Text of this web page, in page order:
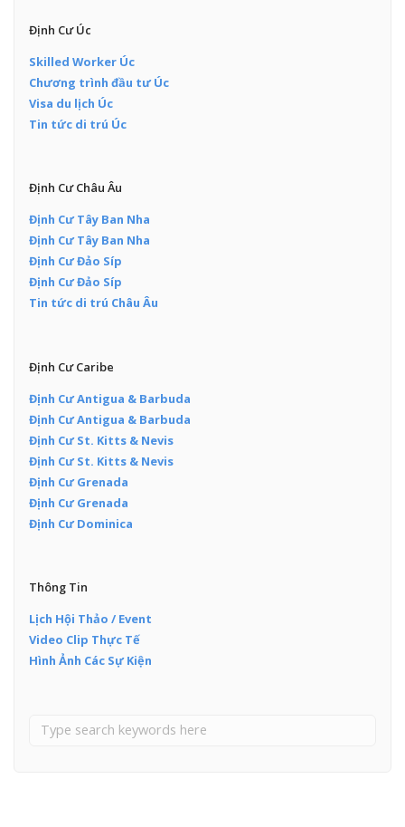
Định Cư Úc
Skilled Worker Úc
Chương trình đầu tư Úc
Visa du lịch Úc
Tin tức di trú Úc
Định Cư Châu Âu
Định Cư Tây Ban Nha
Định Cư Tây Ban Nha
Định Cư Đảo Síp
Định Cư Đảo Síp
Tin tức di trú Châu Âu
Định Cư Caribe
Định Cư Antigua & Barbuda
Định Cư Antigua & Barbuda
Định Cư St. Kitts & Nevis
Định Cư St. Kitts & Nevis
Định Cư Grenada
Định Cư Grenada
Định Cư Dominica
Thông Tin
Lịch Hội Thảo / Event
Video Clip Thực Tế
Hình Ảnh Các Sự Kiện